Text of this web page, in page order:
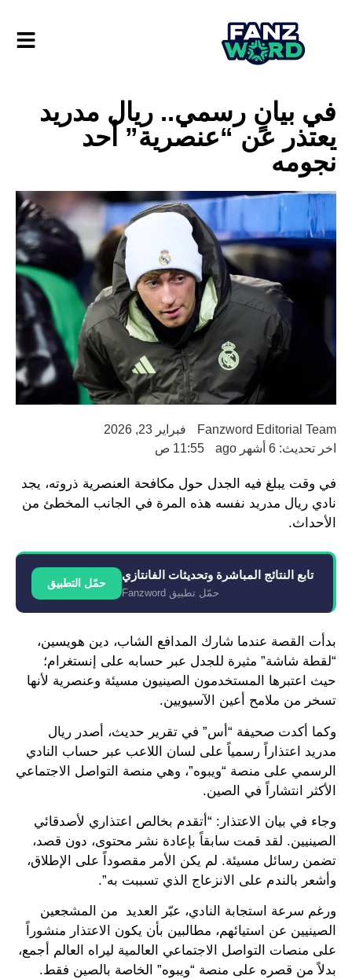
في بيانٍ رسمي.. ريال مدريد
يعتذر عن “عنصرية” أحد
نجومه
Fanzword Editorial Team
فبراير 23, 2026
اخر تحديث: 6 أشهر ago
11:55 ص
في وقت يبلغ فيه الجدل حول مكافحة العنصرية ذروته، يجد
نادي ريال مدريد نفسه هذه المرة في الجانب المخطئ من
الأحداث.
تابع النتائج المباشرة وتحديثات الفانتازي
حمّل تطبيق Fanzword
حمّل التطبيق
بدأت القصة عندما شارك المدافع الشاب، دين هويسين،
“لقطة شاشة” مثيرة للجدل عبر حسابه على إنستغرام؛
حيث اعتبرها المستخدمون الصينيون مسيئة وعنصرية لأنها
تسخر من ملامح أعين الآسيويين.
وكما أكدت صحيفة “أس” في تقرير حديث، أصدر ريال
مدريد اعتذاراً رسمياً على لسان اللاعب عبر حساب النادي
الرسمي على منصة “ويبوه”، وهي منصة التواصل الاجتماعي
الأكثر انتشاراً في الصين.
وجاء في بيان الاعتذار: “أتقدم بخالص اعتذاري لأصدقائي
الصينيين. لقد قمت سابقاً بإعادة نشر محتوى، دون قصد،
تضمن رسائل مسيئة. لم يكن الأمر مقصوداً على الإطلاق،
وأشعر بالندم على الانزعاج الذي تسببت به”.
ورغم سرعة استجابة النادي، عبّر العديد من المشجعين
الصينيين عن استيائهم، مطالبين بأن يكون الاعتذار منشوراً
على منصات التواصل الاجتماعي العالمية ليراه العالم أجمع،
بدلاً من قصره على منصة “ويبوه” الخاصة بالصين فقط.